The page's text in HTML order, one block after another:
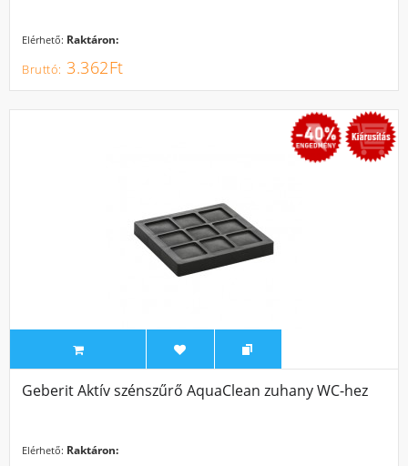
Elérhető: Raktáron:
3.362Ft
SALE
Geberit Aktív szénszűrő AquaClean zuhany WC-hez
Elérhető: Raktáron: